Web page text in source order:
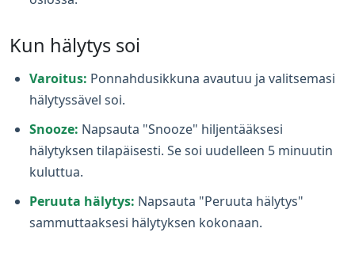
Kun hälytys soi
Varoitus: Ponnahdusikkuna avautuu ja valitsemasi
hälytyssävel soi.
Snooze: Napsauta "Snooze" hiljentääksesi
hälytyksen tilapäisesti. Se soi uudelleen 5 minuutin
kuluttua.
Peruuta hälytys: Napsauta "Peruuta hälytys"
sammuttaaksesi hälytyksen kokonaan.